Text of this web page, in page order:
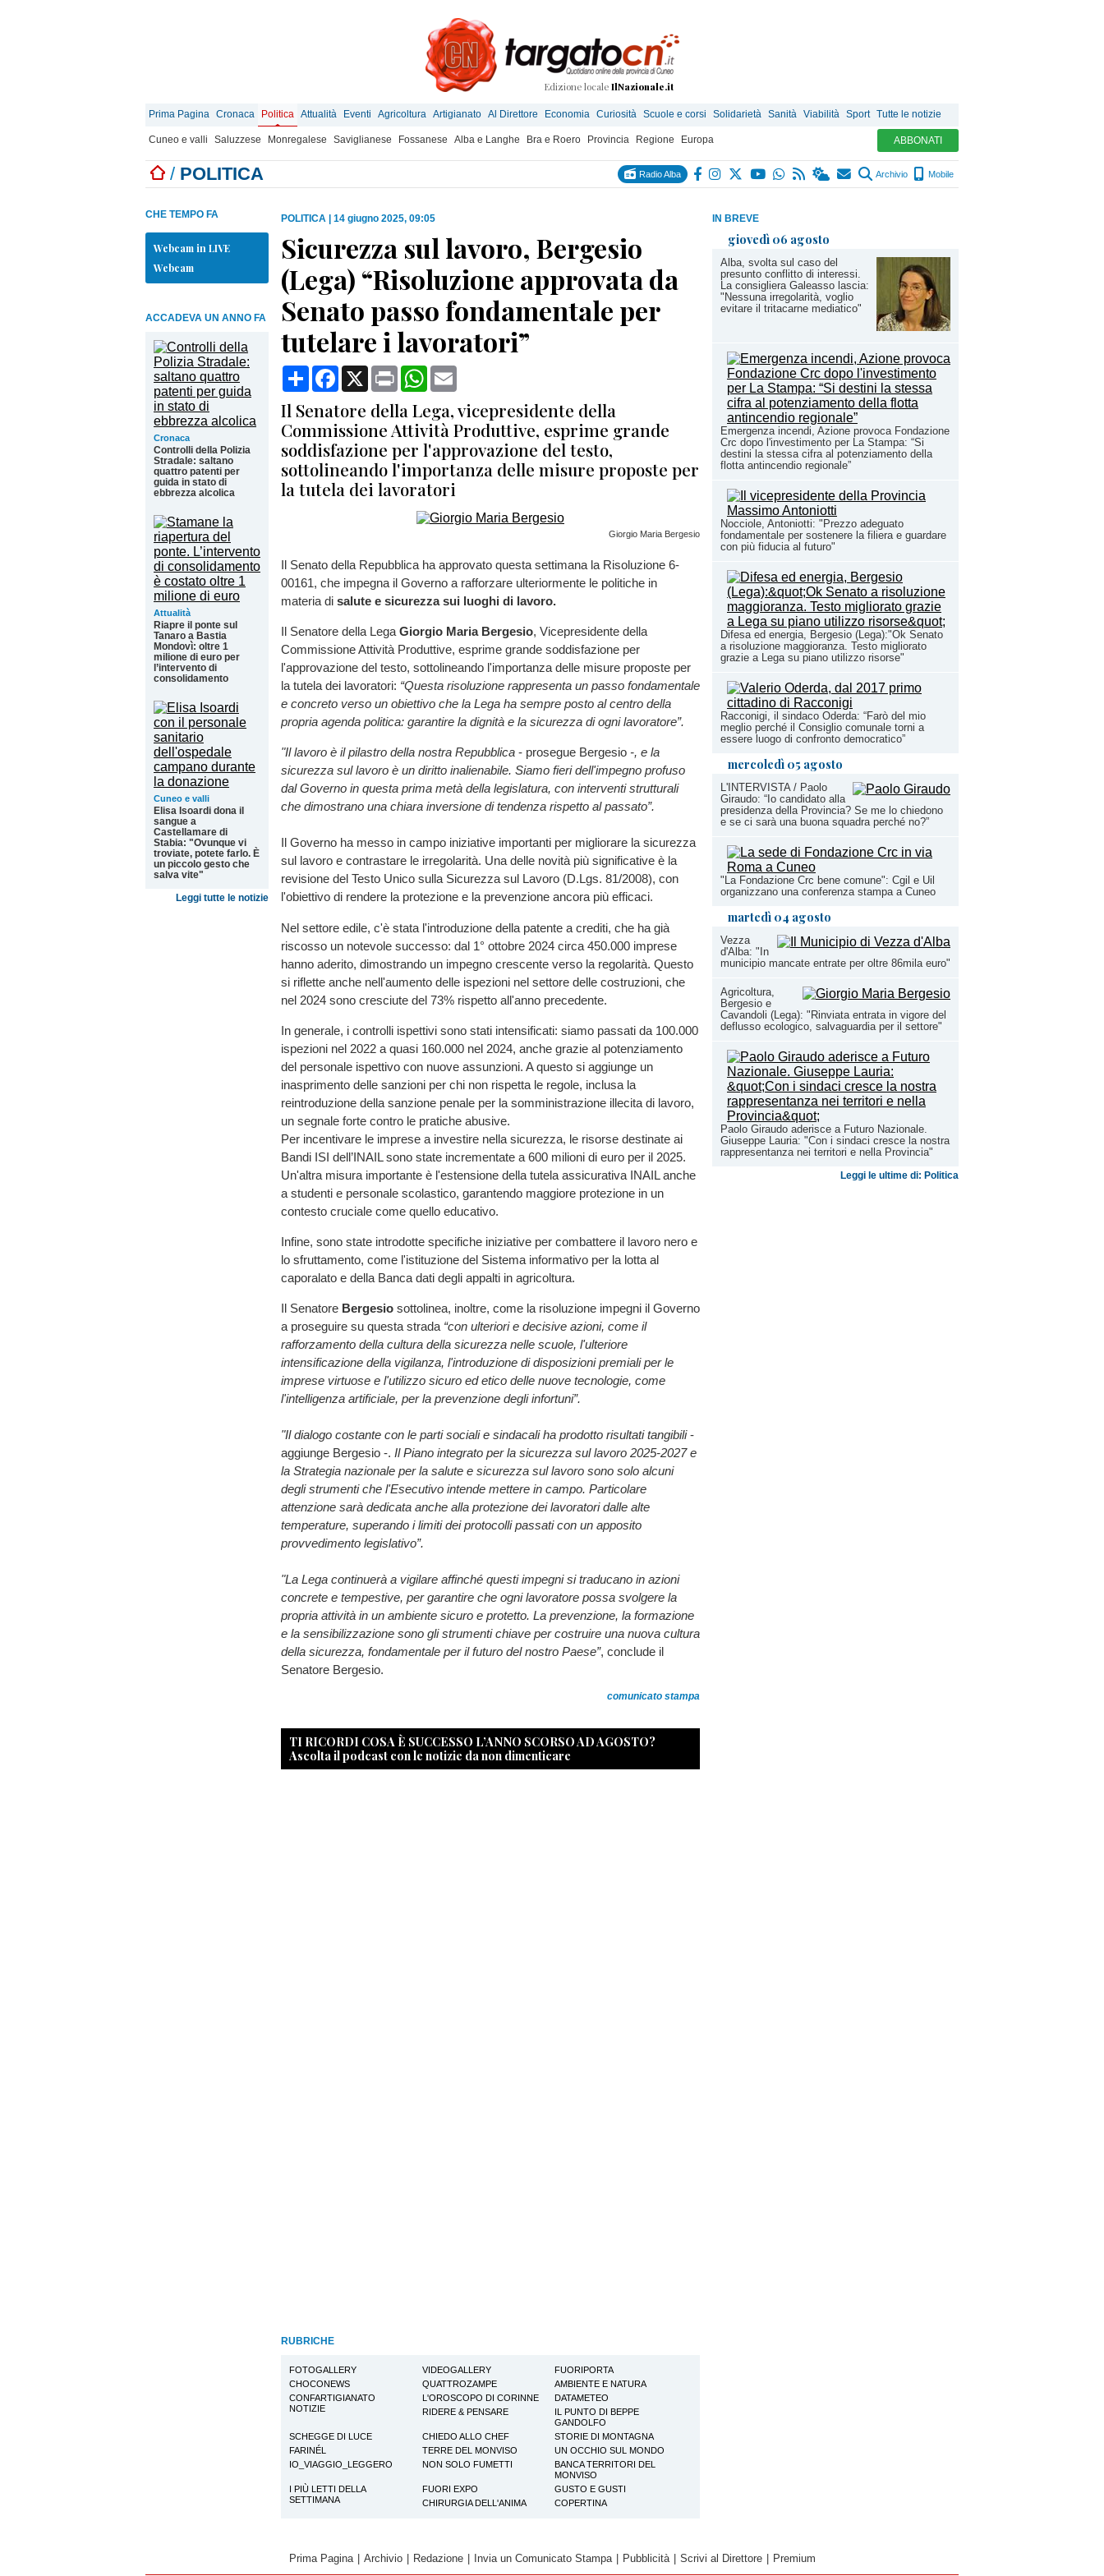
Edizione locale IlNazionale.it
Prima Pagina Cronaca Politica Attualità Eventi Agricoltura Artigianato Al Direttore Economia Curiosità Scuole e corsi Solidarietà Sanità Viabilità Sport Tutte le notizie
Cuneo e valli Saluzzese Monregalese Saviglianese Fossanese Alba e Langhe Bra e Roero Provincia Regione Europa ABBONATI
/ POLITICA Radio Alba Archivio Mobile
IN BREVE
giovedì 06 agosto
Alba, svolta sul caso del
presunto conflitto di interessi.
La consigliera Galeasso lascia:
"Nessuna irregolarità, voglio
evitare il tritacarne mediatico"
Emergenza incendi, Azione provoca Fondazione
Crc dopo l'investimento per La Stampa: “Si
destini la stessa cifra al potenziamento della
flotta antincendio regionale”
Nocciole, Antoniotti: "Prezzo adeguato
fondamentale per sostenere la filiera e guardare
con più fiducia al futuro"
Difesa ed energia, Bergesio (Lega):"Ok Senato
a risoluzione maggioranza. Testo migliorato
grazie a Lega su piano utilizzo risorse"
Racconigi, il sindaco Oderda: “Farò del mio
meglio perché il Consiglio comunale torni a
essere luogo di confronto democratico”
mercoledì 05 agosto
L'INTERVISTA / Paolo
Giraudo: “Io candidato alla
presidenza della Provincia? Se me lo chiedono
e se ci sarà una buona squadra perché no?”
"La Fondazione Crc bene comune": Cgil e Uil
organizzano una conferenza stampa a Cuneo
martedì 04 agosto
Vezza
d'Alba: "In
municipio mancate entrate per oltre 86mila euro"
Agricoltura,
Bergesio e
Cavandoli (Lega): "Rinviata entrata in vigore del
deflusso ecologico, salvaguardia per il settore"
Paolo Giraudo aderisce a Futuro Nazionale.
Giuseppe Lauria: "Con i sindaci cresce la nostra
rappresentanza nei territori e nella Provincia"
Leggi le ultime di: Politica
CHE TEMPO FA
Webcam in LIVE
Webcam
ACCADEVA UN ANNO FA
Cronaca
Controlli della Polizia
Stradale: saltano
quattro patenti per
guida in stato di
ebbrezza alcolica
Attualità
Riapre il ponte sul
Tanaro a Bastia
Mondovì: oltre 1
milione di euro per
l’intervento di
consolidamento
Cuneo e valli
Elisa Isoardi dona il
sangue a
Castellamare di
Stabia: "Ovunque vi
troviate, potete farlo. È
un piccolo gesto che
salva vite"
Leggi tutte le notizie
POLITICA 14 giugno 2025, 09:05
Sicurezza sul lavoro, Bergesio
(Lega) “Risoluzione approvata da
Senato passo fondamentale per
tutelare i lavoratori”
CondividiFacebook
X Print WhatsApp
Il Senatore della Lega, vicepresidente della
Commissione Attività Produttive, esprime grande
soddisfazione per l'approvazione del testo,
sottolineando l'importanza delle misure proposte per
la tutela dei lavoratori
Giorgio Maria Bergesio
Il Senato della Repubblica ha approvato questa settimana la Risoluzione 6-
00161, che impegna il Governo a rafforzare ulteriormente le politiche in
materia di salute e sicurezza sui luoghi di lavoro.
Il Senatore della Lega Giorgio Maria Bergesio, Vicepresidente della
Commissione Attività Produttive, esprime grande soddisfazione per
l'approvazione del testo, sottolineando l'importanza delle misure proposte per
la tutela dei lavoratori: “Questa risoluzione rappresenta un passo fondamentale
e concreto verso un obiettivo che la Lega ha sempre posto al centro della
propria agenda politica: garantire la dignità e la sicurezza di ogni lavoratore”.
"Il lavoro è il pilastro della nostra Repubblica - prosegue Bergesio -, e la
sicurezza sul lavoro è un diritto inalienabile. Siamo fieri dell'impegno profuso
dal Governo in questa prima metà della legislatura, con interventi strutturali
che dimostrano una chiara inversione di tendenza rispetto al passato”.
Il Governo ha messo in campo iniziative importanti per migliorare la sicurezza
sul lavoro e contrastare le irregolarità. Una delle novità più significative è la
revisione del Testo Unico sulla Sicurezza sul Lavoro (D.Lgs. 81/2008), con
l'obiettivo di rendere la protezione e la prevenzione ancora più efficaci.
Nel settore edile, c'è stata l'introduzione della patente a crediti, che ha già
riscosso un notevole successo: dal 1° ottobre 2024 circa 450.000 imprese
hanno aderito, dimostrando un impegno crescente verso la regolarità. Questo
si riflette anche nell'aumento delle ispezioni nel settore delle costruzioni, che
nel 2024 sono cresciute del 73% rispetto all'anno precedente.
In generale, i controlli ispettivi sono stati intensificati: siamo passati da 100.000
ispezioni nel 2022 a quasi 160.000 nel 2024, anche grazie al potenziamento
del personale ispettivo con nuove assunzioni. A questo si aggiunge un
inasprimento delle sanzioni per chi non rispetta le regole, inclusa la
reintroduzione della sanzione penale per la somministrazione illecita di lavoro,
un segnale forte contro le pratiche abusive.
Per incentivare le imprese a investire nella sicurezza, le risorse destinate ai
Bandi ISI dell’INAIL sono state incrementate a 600 milioni di euro per il 2025.
Un'altra misura importante è l'estensione della tutela assicurativa INAIL anche
a studenti e personale scolastico, garantendo maggiore protezione in un
contesto cruciale come quello educativo.
Infine, sono state introdotte specifiche iniziative per combattere il lavoro nero e
lo sfruttamento, come l'istituzione del Sistema informativo per la lotta al
caporalato e della Banca dati degli appalti in agricoltura.
Il Senatore Bergesio sottolinea, inoltre, come la risoluzione impegni il Governo
a proseguire su questa strada “con ulteriori e decisive azioni, come il
rafforzamento della cultura della sicurezza nelle scuole, l'ulteriore
intensificazione della vigilanza, l'introduzione di disposizioni premiali per le
imprese virtuose e l'utilizzo sicuro ed etico delle nuove tecnologie, come
l'intelligenza artificiale, per la prevenzione degli infortuni”.
"Il dialogo costante con le parti sociali e sindacali ha prodotto risultati tangibili-
aggiunge Bergesio -. Il Piano integrato per la sicurezza sul lavoro 2025-2027 e
la Strategia nazionale per la salute e sicurezza sul lavoro sono solo alcuni
degli strumenti che l'Esecutivo intende mettere in campo. Particolare
attenzione sarà dedicata anche alla protezione dei lavoratori dalle alte
temperature, superando i limiti dei protocolli passati con un apposito
provvedimento legislativo”.
"La Lega continuerà a vigilare affinché questi impegni si traducano in azioni
concrete e tempestive, per garantire che ogni lavoratore possa svolgere la
propria attività in un ambiente sicuro e protetto. La prevenzione, la formazione
e la sensibilizzazione sono gli strumenti chiave per costruire una nuova cultura
della sicurezza, fondamentale per il futuro del nostro Paese”, conclude il
Senatore Bergesio.
comunicato stampa
TI RICORDI COSA È SUCCESSO L’ANNO SCORSO AD AGOSTO?
Ascolta il podcast con le notizie da non dimenticare
RUBRICHE
FOTOGALLERY VIDEOGALLERY
FUORIPORTA
CHOCONEWS
QUATTROZAMPE
AMBIENTE E NATURA
CONFARTIGIANATO
NOTIZIE
L'OROSCOPO DI CORINNE
DATAMETEO
RIDERE & PENSARE
IL PUNTO DI BEPPE
GANDOLFO
SCHEGGE DI LUCE
CHIEDO ALLO CHEF
STORIE DI MONTAGNA
FARINÉL
TERRE DEL MONVISO
UN OCCHIO SUL MONDO
IO_VIAGGIO_LEGGERO
NON SOLO FUMETTI
BANCA TERRITORI DEL
MONVISO
I PIÙ LETTI DELLA
SETTIMANA
FUORI EXPO
GUSTO E GUSTI
CHIRURGIA DELL'ANIMA
COPERTINA
Prima Pagina Archivio Redazione Invia un Comunicato Stampa Pubblicità Scrivi al Direttore Premium